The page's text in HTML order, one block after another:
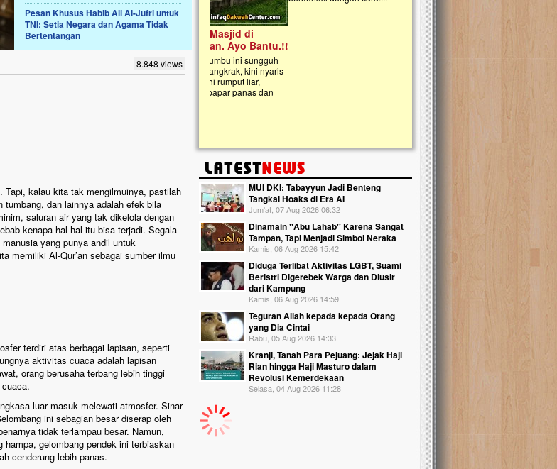
Pesan Khusus Habib Ali Al-Jufri untuk
TNI: Setia Negara dan Agama Tidak
Bertentangan
8.848 views
kalau kita tak mengilmuinya, pastilah
dan lainnya adalah efek bila
saluran air yang tak dikelola dengan
kenapa hal-hal itu bisa terjadi. Segala
yang punya andil untuk
memiliki Al-Qur’an sebagai sumber ilmu
terdiri atas berbagai lapisan, seperti
aktivitas cuaca adalah lapisan
orang berusaha terbang lebih tinggi
luar masuk melewati atmosfer. Sinar
ini sebagian besar diserap oleh
tidak terlampau besar. Namun,
gelombang pendek ini terbiaskan
cenderung lebih panas.
Lima Tahun Mangkrak, Masjid di
Pelosok ini Mengenaskan. Ayo Bantu.!!
Nasib masjid di Kampung Cilumbu ini sungguh
mengenaskan. Lima tahun mangkrak, kini nyaris
kanak Islam Terpadu (TKIT) An Najjah
Gedung Majelis Taklim di Jonggol,...
MUI DKI: Tabayyun Jadi Benteng
Tangkal Hoaks di Era AI
Jum'at, 07 Aug 2026 06:32
Dinamain ''Abu Lahab'' Karena Sangat
Tampan, Tapi Menjadi Simbol Neraka
Kamis, 06 Aug 2026 15:42
Diduga Terlibat Aktivitas LGBT, Suami
Beristri Digerebek Warga dan Diusir
dari Kampung
Kamis, 06 Aug 2026 14:59
Teguran Allah kepada kepada Orang
yang Dia Cintai
Rabu, 05 Aug 2026 14:33
Kranji, Tanah Para Pejuang: Jejak Haji
Rian hingga Haji Masturo dalam
Revolusi Kemerdekaan
Selasa, 04 Aug 2026 11:28